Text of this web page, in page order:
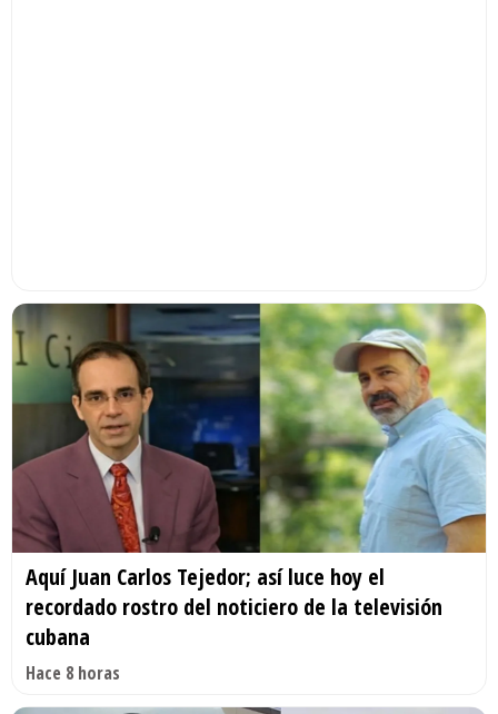
Aquí Juan Carlos Tejedor; así luce hoy el
recordado rostro del noticiero de la televisión
cubana
Hace 8 horas